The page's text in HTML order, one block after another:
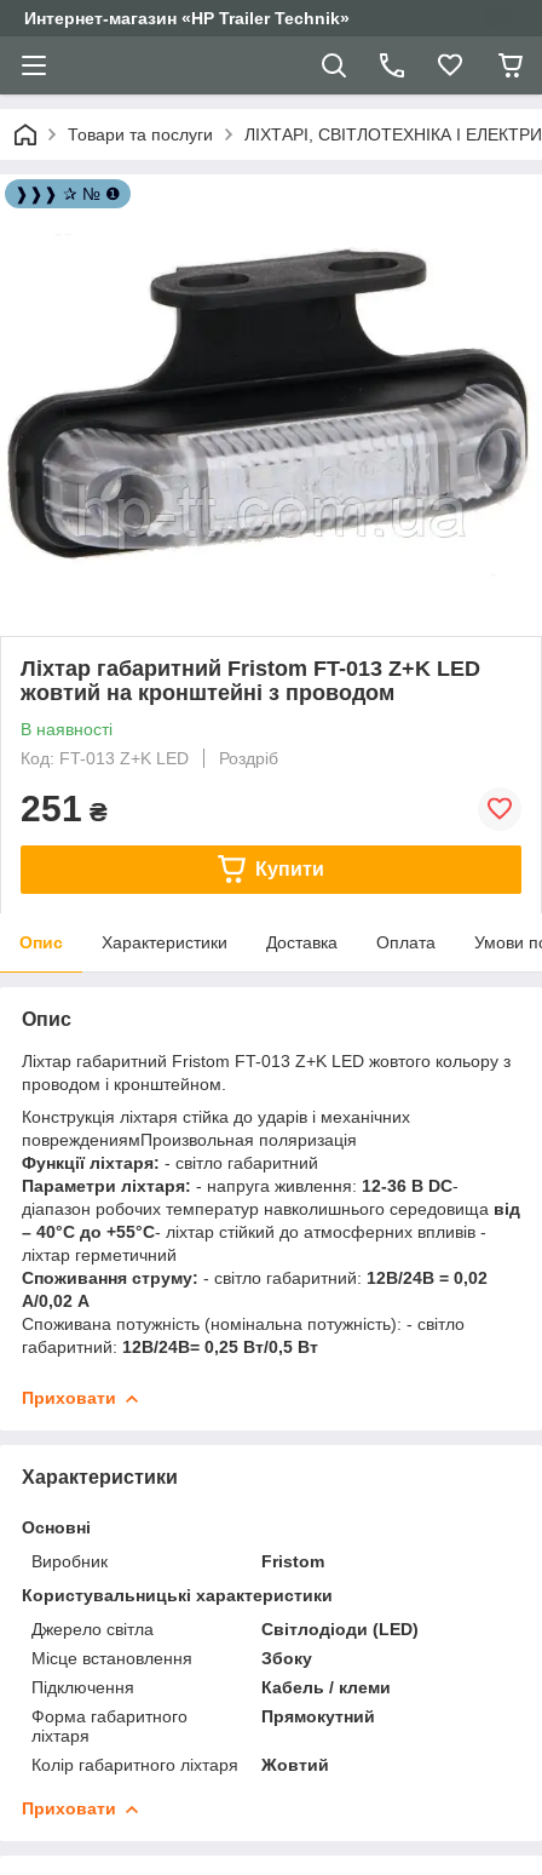
Интернет-магазин «HP Trailer Technik»
Товари та послуги ЛІХТАРІ, СВІТЛОТЕХНІКА І
❱❱❱ ✰ № ❶
Ліхтар габаритний Fristom FT-013 Z+K LED
жовтий на кронштейні з проводом
В наявності
Код: FT-013 Z+K LED
Роздріб
251 ₴
Купити
Опис Характеристики Доставка Оплата Умови
Опис
Ліхтар габаритний Fristom FT-013 Z+K LED жовтого кольору з
проводом і кронштейном.
Конструкція ліхтаря стійка до ударів і механічних
повреждениямПроизвольная поляризація
Функції ліхтаря: - світло габаритний
Параметри ліхтаря: - напруга живлення: 12-36 В DC-
діапазон робочих температур навколишнього середовища від
– 40°C до +55°C- ліхтар стійкий до атмосферних впливів -
ліхтар герметичний
Споживання струму: - світло габаритний: 12В/24В = 0,02
А/0,02 А
Споживана потужність (номінальна потужність): - світло
габаритний: 12В/24В= 0,25 Вт/0,5 Вт
Приховати
Характеристики
Основні
Виробник
Fristom
Користувальницькі характеристики
Джерело світла
Світлодіоди (LED)
Місце встановлення
Збоку
Підключення
Кабель / клеми
Форма габаритного
ліхтаря
Прямокутний
Колір габаритного ліхтаря Жовтий
Приховати